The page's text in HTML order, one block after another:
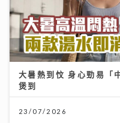
大暑熱到忟 身心勁易「
煲到
23/07/2026
《原來生活好快樂》｜
從排球港隊到樂壇新人
06/08/2026